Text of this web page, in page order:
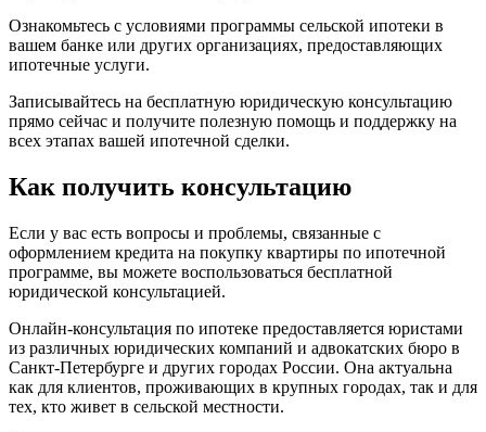
Ознакомьтесь с условиями программы сельской ипотеки в
вашем банке или других организациях, предоставляющих
ипотечные услуги.
Записывайтесь на бесплатную юридическую консультацию
прямо сейчас и получите полезную помощь и поддержку на
всех этапах вашей ипотечной сделки.
Как получить консультацию
Если у вас есть вопросы и проблемы, связанные с
оформлением кредита на покупку квартиры по ипотечной
программе, вы можете воспользоваться бесплатной
юридической консультацией.
Онлайн-консультация по ипотеке предоставляется юристами
из различных юридических компаний и адвокатских бюро в
Санкт-Петербурге и других городах России. Она актуальна
как для клиентов, проживающих в крупных городах, так и для
тех, кто живет в сельской местности.